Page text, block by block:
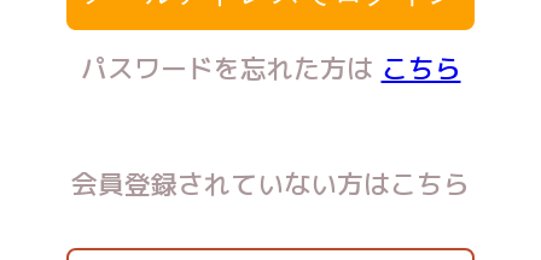
パスワードを忘れた方は こちら
会員登録されていない方はこちら